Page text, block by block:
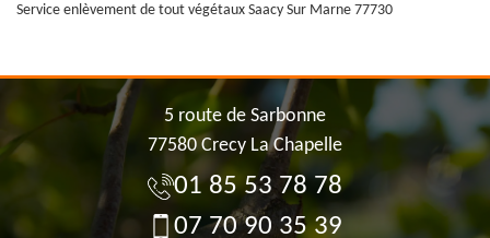
Service enlèvement de tout végétaux Saacy Sur Marne 77730
5 route de Sarbonne
77580 Crecy La Chapelle
01 85 53 78 78
07 70 90 35 39